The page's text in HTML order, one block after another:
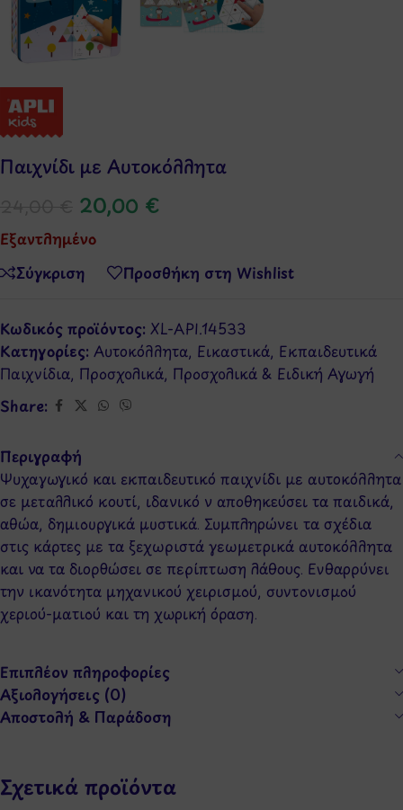
Παιχνίδι με Αυτοκόλλητα
20,00 €
Εξαντλημένο
Σύγκριση
Προσθήκη στη Wishlist
Κωδικός προϊόντος: XL-API.14533
Κατηγορίες: Αυτοκόλλητα, Εικαστικά, Εκπαιδευτικά
Παιχνίδια, Προσχολικά, Προσχολικά & Ειδική Αγωγή
Share:
Περιγραφή
Ψυχαγωγικό και εκπαιδευτικό παιχνίδι με αυτοκόλλητα
σε μεταλλικό κουτί, ιδανικό ν αποθηκεύσει τα παιδικά,
αθώα, δημιουργικά μυστικά. Συμπληρώνει τα σχέδια
στις κάρτες με τα ξεχωριστά γεωμετρικά αυτοκόλλητα
και να τα διορθώσει σε περίπτωση λάθους. Ενθαρρύνει
την ικανότητα μηχανικού χειρισμού, συντονισμού
χεριού-ματιού και τη χωρική όραση.
Επιπλέον πληροφορίες
Αξιολογήσεις (0)
Αποστολή & Παράδοση
Σχετικά προϊόντα